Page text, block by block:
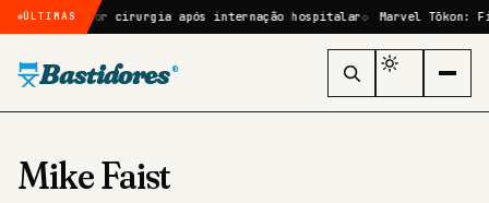
ÚLTIMAS
passará por cirurgia após internação hospitalar Marvel Tōkon:
Bastidores ®
Mike Faist